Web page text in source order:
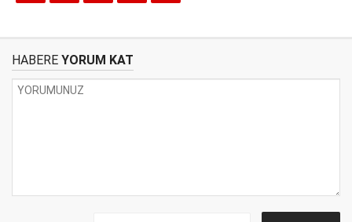
HABERE YORUM KAT